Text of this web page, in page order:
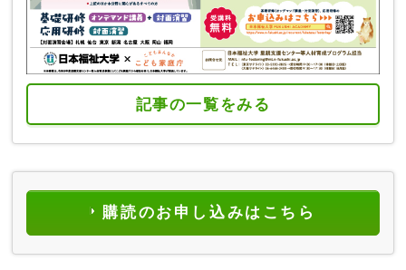
記事の一覧をみる
購読のお申し込みはこちら